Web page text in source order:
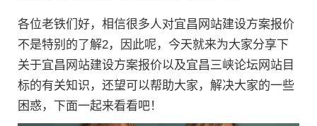
各位老铁们好，相信很多人对宜昌网站建设方案报价
不是特别的了解2，因此呢，今天就来为大家分享下
关于宜昌网站建设方案报价以及宜昌三峡论坛网站目
标的有关知识，还望可以帮助大家，解决大家的一些
困惑，下面一起来看看吧！